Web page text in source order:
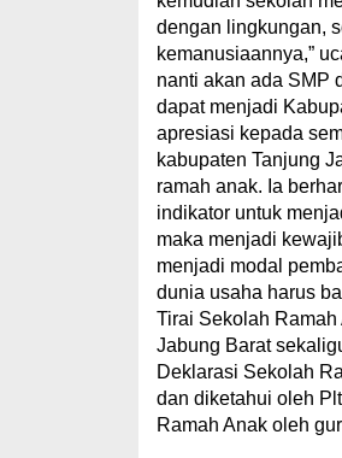
dengan lingkungan,
kemanusiaannya,”
nanti akan ada SMP
dapat menjadi
apresiasi kepada
kabupaten Tanjung
ramah anak. Ia
indikator untuk
maka menjadi
menjadi modal
dunia usaha harus
Tirai Sekolah
Jabung Barat
Deklarasi Sekolah
dan diketahui oleh
Ramah Anak oleh